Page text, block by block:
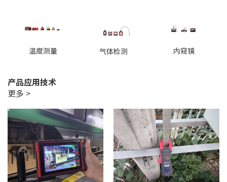
温度测量 气体检测 内窥镜
产品应用技术
更多 >